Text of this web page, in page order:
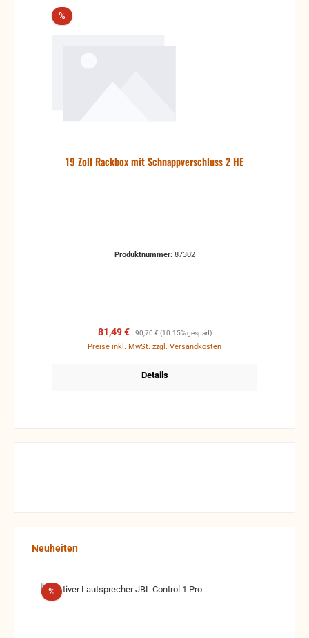
%Rabatt
19 Zoll Rackbox mit Schnappverschluss 2 HE
Produktnummer: 87302
Verkaufspreis:
81,49 € Regulärer Preis:
90,70 € (10.15% gespart)
Preise inkl. MwSt. zzgl. Versandkosten
Details
Produktgalerie überspringen
Neuheiten
%Rabatt